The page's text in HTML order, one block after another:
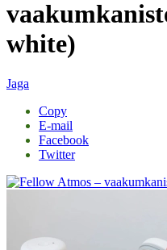
white)
Jaga
Copy
E-mail
Facebook
Twitter